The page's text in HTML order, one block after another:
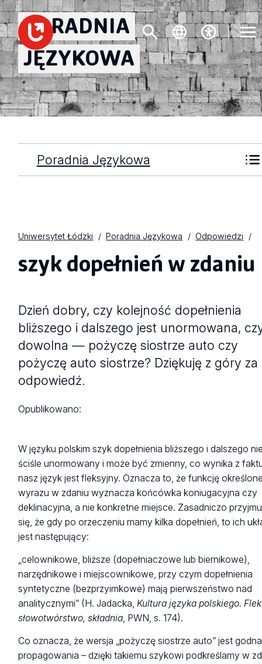
PORADNIA
JĘZYKOWA
Poradnia Językowa
Uniwersytet Łódzki Poradnia Językowa Odpowiedzi
szyk dopełnień w zdaniu
Dzień dobry, czy kolejność dopełnienia
bliższego i dalszego jest unormowana,
dowolna — pożyczę siostrze auto czy
pożyczę auto siostrze? Dziękuję z góry za
odpowiedź.
Opublikowano:
W języku polskim szyk dopełnienia bliższego i dalszego
ściśle unormowany i może być zmienny, co wynika z
nasz język jest fleksyjny. Oznacza to, że funkcję
wyrazu w zdaniu wyznacza końcówka koniugacyjna czy
deklinacyjna, a nie konkretne miejsce. Zasadniczo
się, że gdy po orzeczeniu mamy kilka dopełnień, to ich
jest następujący:
„celownikowe, bliższe (dopełniaczowe lub biernikowe),
narzędnikowe i miejscownikowe, przy czym dopełnienia
syntetyczne (bezprzyimkowe) mają pierwszeństwo nad
analitycznymi” (H. Jadacka,Kultura języka polskiego.
słowotwórstwo, składnia, PWN, s. 174).
Co oznacza, że wersja „pożyczę siostrze auto” jest godna
propagowania – dzięki takiemu szykowi podkreślamy w